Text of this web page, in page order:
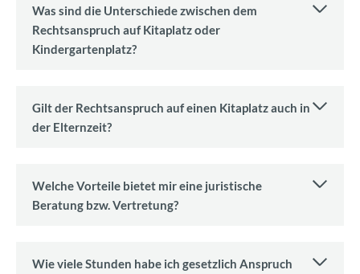
Was sind die Unterschiede zwischen dem
Rechtsanspruch auf Kitaplatz oder
Kindergartenplatz?
Gilt der Rechtsanspruch auf einen Kitaplatz auch in
der Elternzeit?
Welche Vorteile bietet mir eine juristische
Beratung bzw. Vertretung?
Wie viele Stunden habe ich gesetzlich Anspruch